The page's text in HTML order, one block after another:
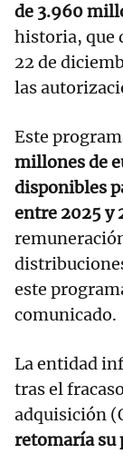
de 3.960
historia, que
22 de
las
Este
millones de
disponibles
entre 2025 y
este
comunicado.
La entidad
tras el
adquisición
retomaría su